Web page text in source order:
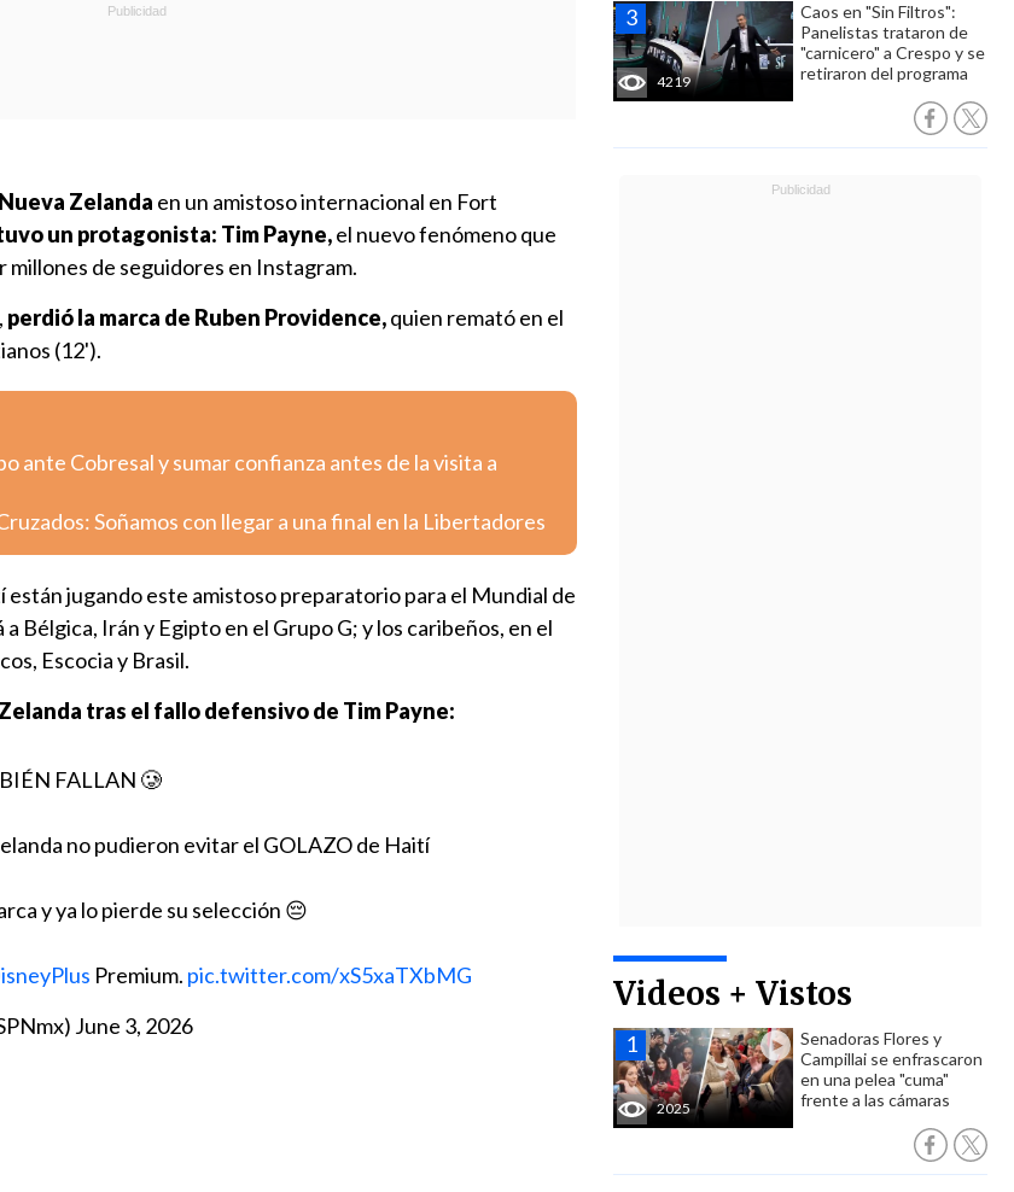
4219
Caos en "Sin Filtros":
Panelistas trataron de
"carnicero" a Crespo y se
retiraron del programa
Videos + Vistos
2025
Senadoras Flores y
Campillai se enfrascaron
en una pelea "cuma"
frente a las cámaras
Zelanda en un amistoso internacional en Fort
un protagonista: Tim Payne,el nuevo fenómeno que
millones de seguidores en Instagram.
perdió la marca de Ruben Providence,quien remató en el
(12').
ante Cobresal y sumar confianza antes de la visita a
Soñamos con llegar a una final en la Libertadores
están jugando este amistoso preparatorio para el Mundial de
Bélgica, Irán y Egipto en el Grupo G; y los caribeños, en el
Escocia y Brasil.
tras el fallo defensivo de Tim Payne:
FALLAN 🥲
no pudieron evitar el GOLAZO de Haití
y ya lo pierde su selección 😔
Premium. pic.twitter.com/xS5xaTXbMG
June 3, 2026